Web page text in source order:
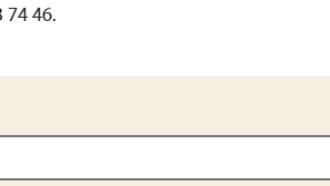
74 46.